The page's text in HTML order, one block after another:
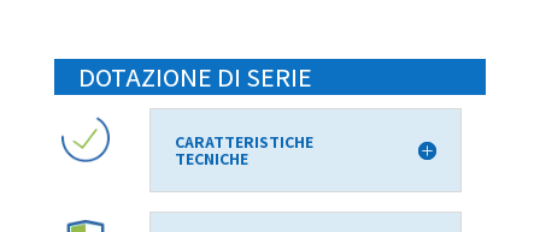
DOTAZIONE DI SERIE
CARATTERISTICHE
TECNICHE